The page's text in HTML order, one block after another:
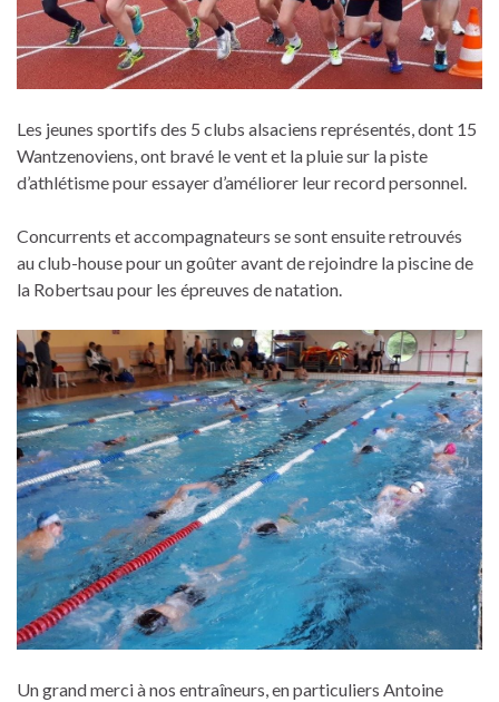
Les jeunes sportifs des 5 clubs alsaciens représentés, dont 15
Wantzenoviens, ont bravé le vent et la pluie sur la piste
d’athlétisme pour essayer d’améliorer leur record personnel.
Concurrents et accompagnateurs se sont ensuite retrouvés
au club-house pour un goûter avant de rejoindre la piscine de
la Robertsau pour les épreuves de natation.
Un grand merci à nos entraîneurs, en particuliers Antoine